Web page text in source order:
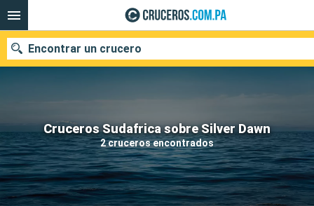
Cruceros Sudafrica sobre Silver Dawn
2 cruceros encontrados
Encontrar un crucero
Nuestros destinos
Fecha de salida
Puertos Compañías